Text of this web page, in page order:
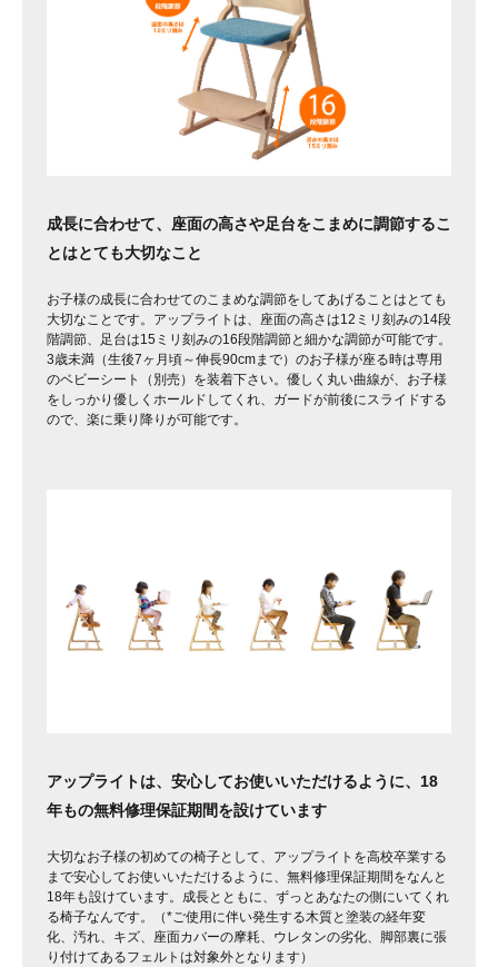
成長に合わせて、座面の高さや足台をこまめに調節するこ
とはとても大切なこと
お子様の成長に合わせてのこまめな調節をしてあげることはとても
大切なことです。アップライトは、座面の高さは12ミリ刻みの14段
階調節、足台は15ミリ刻みの16段階調節と細かな調節が可能です。
3歳未満（生後7ヶ月頃～伸長90cmまで）のお子様が座る時は専用
のベビーシート（別売）を装着下さい。優しく丸い曲線が、お子様
をしっかり優しくホールドしてくれ、ガードが前後にスライドする
ので、楽に乗り降りが可能です。
アップライトは、安心してお使いいただけるように、18
年もの無料修理保証期間を設けています
大切なお子様の初めての椅子として、アップライトを高校卒業する
まで安心してお使いいただけるように、無料修理保証期間をなんと
18年も設けています。成長とともに、ずっとあなたの側にいてくれ
る椅子なんです。（*ご使用に伴い発生する木質と塗装の経年変
化、汚れ、キズ、座面カバーの摩耗、ウレタンの劣化、脚部裏に張
り付けてあるフェルトは対象外となります）